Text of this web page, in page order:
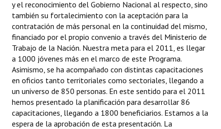
y el reconocimiento del Gobierno Nacional al respecto, sino
también su fortalecimiento con la aceptación para la
contratación de más personal en la continuidad del mismo,
financiado por el propio convenio a través del Ministerio de
Trabajo de la Nación. Nuestra meta para el 2011, es llegar
a 1000 jóvenes más en el marco de este Programa.
Asimismo, se ha acompañado con distintas capacitaciones
en oficios tanto territoriales como sectoriales, llegando a
un universo de 850 personas. En este sentido para el 2011
hemos presentado la planificación para desarrollar 86
capacitaciones, llegando a 1800 beneficiarios. Estamos a la
espera de la aprobación de esta presentación. La